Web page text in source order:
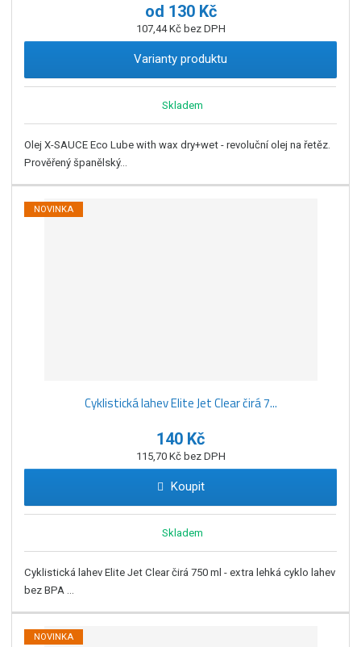
od 130 Kč
107,44 Kč bez DPH
Varianty produktu
Skladem
Olej X-SAUCE Eco Lube with wax dry+wet - revoluční olej na řetěz.
Prověřený španělský...
NOVINKA
Cyklistická lahev Elite Jet Clear čirá 7...
140 Kč
115,70 Kč bez DPH
Koupit
Skladem
Cyklistická lahev Elite Jet Clear čirá 750 ml - extra lehká cyklo lahev
bez BPA ...
NOVINKA